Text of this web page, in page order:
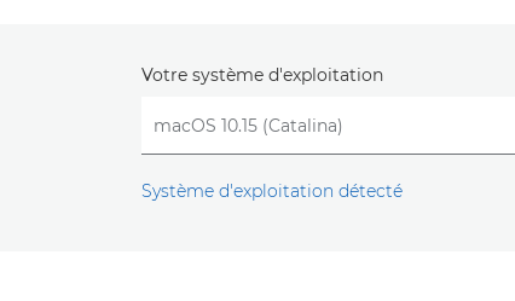
Votre système d'exploitation
Système d'exploitation détecté